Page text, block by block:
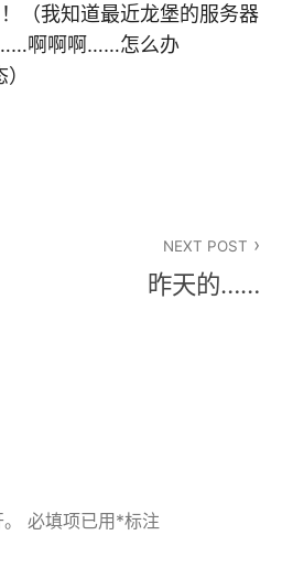
（我知道最近龙堡的服务器
啊啊啊……怎么办
NEXT POST
昨天的……
必填项已用 *标注